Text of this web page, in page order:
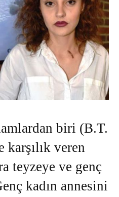
biri (B.T.
karşılık veren
teyzeye ve genç
kadın annesini